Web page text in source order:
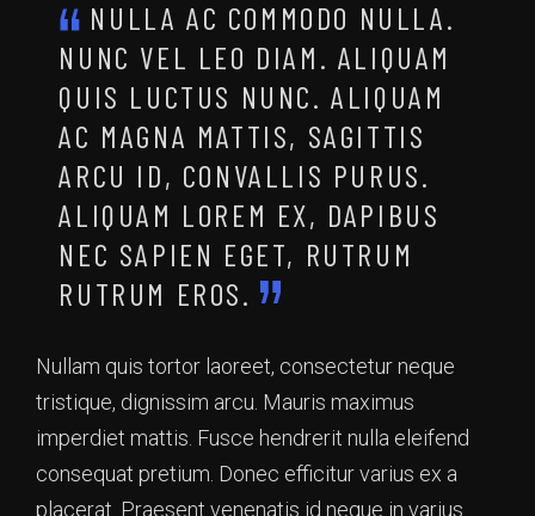
NULLA AC COMMODO NULLA.
NUNC VEL LEO DIAM. ALIQUAM
QUIS LUCTUS NUNC. ALIQUAM
AC MAGNA MATTIS, SAGITTIS
ARCU ID, CONVALLIS PURUS.
ALIQUAM LOREM EX, DAPIBUS
NEC SAPIEN EGET, RUTRUM
RUTRUM EROS.
Nullam quis tortor laoreet, consectetur neque
tristique, dignissim arcu. Mauris maximus
imperdiet mattis. Fusce hendrerit nulla eleifend
consequat pretium. Donec efficitur varius ex a
placerat. Praesent venenatis id neque in varius.